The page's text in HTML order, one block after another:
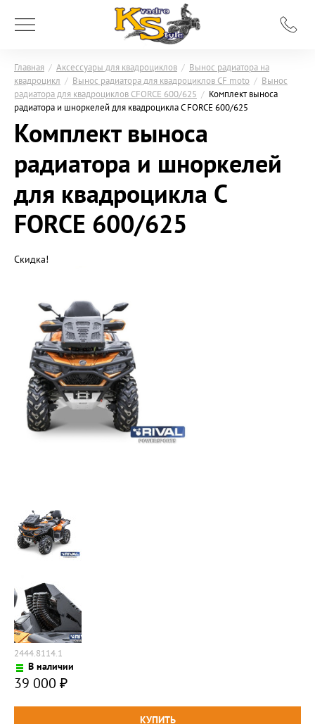
Главная / Аксессуары для квадроциклов / Вынос радиатора на
квадроцикл / Вынос радиатора для квадроциклов CF moto / Вынос
радиатора для квадроциклов CFORCE 600/625 / Комплект выноса
радиатора и шноркелей для квадроцикла C FORCE 600/625
Комплект выноса
радиатора и шноркелей
для квадроцикла C
FORCE 600/625
Скидка!
2444.8114.1
В наличии
39 000 ₽